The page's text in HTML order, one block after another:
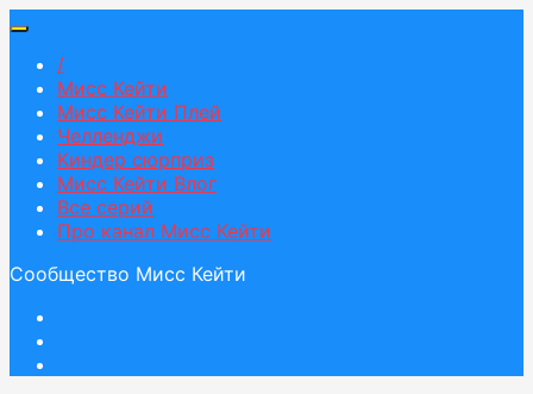
/
Мисс Кейти
Мисс Кейти Плей
Челленджи
Киндер сюрприз
Мисс Кейти Влог
Все серий
Про канал Мисс Кейти
Сообщество Мисс Кейти